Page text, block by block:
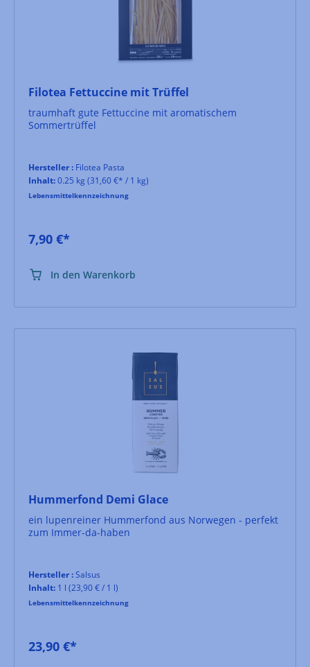
Filotea Fettuccine mit Trüffel
traumhaft gute Fettuccine mit aromatischem
Sommertrüffel
Hersteller : Filotea Pasta
Inhalt:0.25 kg (31,60 €* / 1 kg)
Lebensmittelkennzeichnung
7,90 €*
In den Warenkorb
Hummerfond Demi Glace
ein lupenreiner Hummerfond aus Norwegen - perfekt
zum Immer-da-haben
Hersteller :Salsus
Inhalt: 1 l (23,90 € / 1 l)
Lebensmittelkennzeichnung
23,90 €*